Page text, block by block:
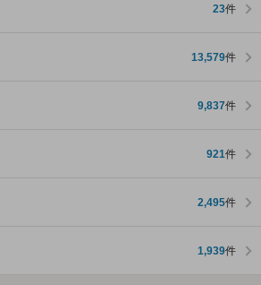
23件
13,579件
9,837件
921件
2,495件
1,939件